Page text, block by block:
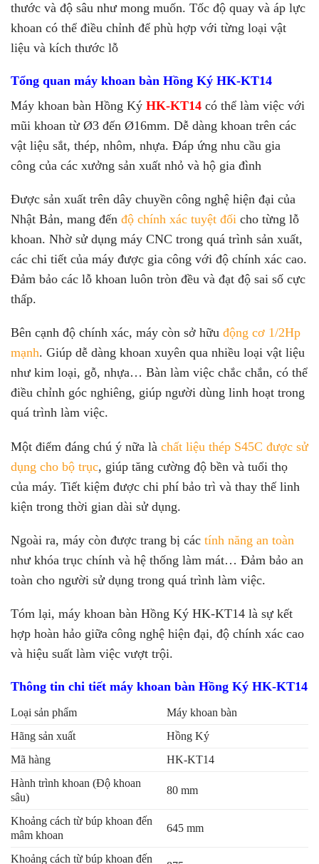
thước và độ sâu như mong muốn. Tốc độ quay và áp lực
khoan có thể điều chỉnh để phù hợp với từng loại vật
liệu và kích thước lỗ
Tổng quan máy khoan bàn Hồng Ký HK-KT14
Máy khoan bàn Hồng Ký HK-KT14 có thể làm việc với
mũi khoan từ Ø3 đến Ø16mm. Dễ dàng khoan trên các
vật liệu sắt, thép, nhôm, nhựa. Đáp ứng nhu cầu gia
công của các xưởng sản xuất nhỏ và hộ gia đình
Được sản xuất trên dây chuyền công nghệ hiện đại của
Nhật Bản, mang đến độ chính xác tuyệt đối cho từng lỗ
khoan. Nhờ sử dụng máy CNC trong quá trình sản xuất,
các chi tiết của máy được gia công với độ chính xác cao.
Đảm bảo các lỗ khoan luôn tròn đều và đạt độ sai số cực
thấp.
Bên cạnh độ chính xác, máy còn sở hữu động cơ 1/2Hp
mạnh. Giúp dễ dàng khoan xuyên qua nhiều loại vật liệu
như kim loại, gỗ, nhựa… Bàn làm việc chắc chắn, có thể
điều chỉnh góc nghiêng, giúp người dùng linh hoạt trong
quá trình làm việc.
Một điểm đáng chú ý nữa là chất liệu thép S45C được sử
dụng cho bộ trục, giúp tăng cường độ bền và tuổi thọ
của máy. Tiết kiệm được chi phí bảo trì và thay thế linh
kiện trong thời gian dài sử dụng.
Ngoài ra, máy còn được trang bị các tính năng an toàn
như khóa trục chính và hệ thống làm mát… Đảm bảo an
toàn cho người sử dụng trong quá trình làm việc.
Tóm lại, máy khoan bàn Hồng Ký HK-KT14 là sự kết
hợp hoàn hảo giữa công nghệ hiện đại, độ chính xác cao
và hiệu suất làm việc vượt trội.
Thông tin chi tiết máy khoan bàn Hồng Ký HK-KT14
Loại sản phẩm
Máy khoan bàn
Hãng sản xuất
Hồng Ký
Mã hàng
HK-KT14
Hành trình khoan (Độ khoan
sâu)
80 mm
Khoảng cách từ búp khoan đến
mâm khoan
645 mm
Khoảng cách từ búp khoan đến